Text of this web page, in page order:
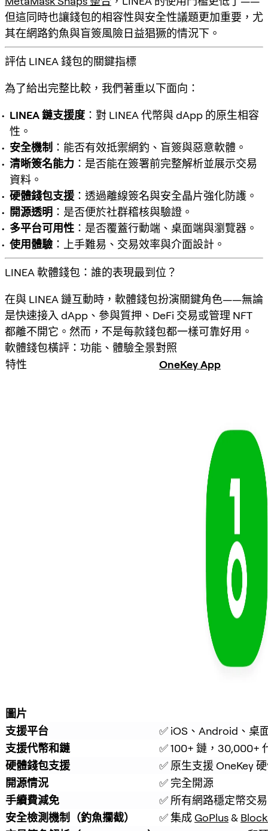
但這同時也讓錢包的相容性與安全性議題更加重要，尤
其在網路釣魚與盲簽風險日益猖獗的情況下。
評估 LINEA 錢包的關鍵指標
為了給出完整比較，我們著重以下面向：
LINEA 鏈支援度 ：對 LINEA 代幣與 dApp 的原生相容
性。
安全機制 ：能否有效抵禦網釣、盲簽與惡意軟體。
清晰簽名能力 ：是否能在簽署前完整解析並展示交易
資料。
硬體錢包支援 ：透過離線簽名與安全晶片強化防護。
開源透明 ：是否便於社群稽核與驗證。
多平台可用性 ：是否覆蓋行動端、桌面端與瀏覽器。
使用體驗：上手難易、交易效率與介面設計。
LINEA 軟體錢包：誰的表現最到位？
在與 LINEA 鏈互動時，軟體錢包扮演關鍵角色——無論
是快速接入 dApp、參與質押、DeFi 交易或管理 NFT
都離不開它。然而，不是每款錢包都一樣可靠好用。
軟體錢包橫評：功能、體驗全景對照
特性
OneKey App
圖片
支援平台
✅ iOS、Android、桌
支援代幣和鏈
✅ 100+ 鏈，30,000+
硬體錢包支援
✅ 原生支援 OneKey
開源情況
✅ 完全開源
手續費減免
✅ 所有網路穩定幣交
安全檢測機制（釣魚攔截）
✅ 集成 GoPlus &